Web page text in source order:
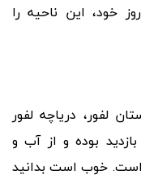
خود، این ناحیه را
لفور، دریاچه لفور
بوده و از آب و
خوب است بدانید